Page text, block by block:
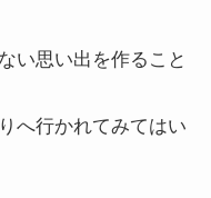
い思い出を作ること
へ行かれてみてはい